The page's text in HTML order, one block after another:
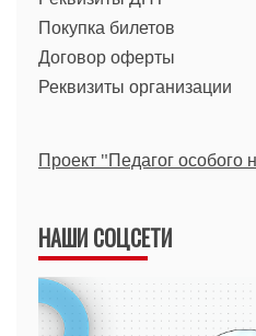
Покупка билетов
Договор оферты
Реквизиты организации
Проект "Педагог особого
НАШИ СОЦСЕТИ